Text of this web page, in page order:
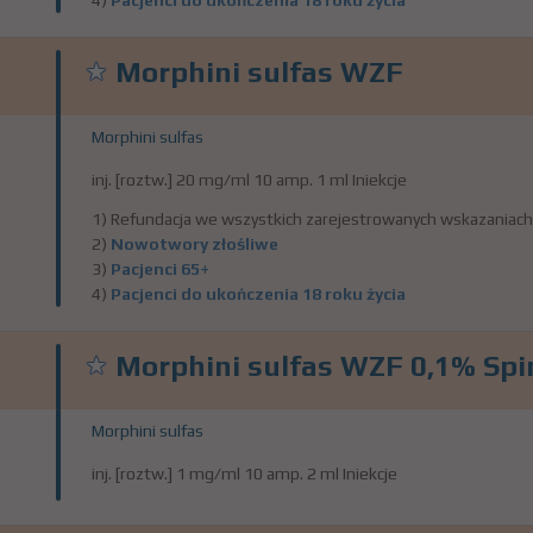
Morphini sulfas WZF
Morphini sulfas
inj. [roztw.] 20 mg/ml 10 amp. 1 ml Iniekcje
1) Refundacja we wszystkich zarejestrowanych
2) Nowotwory złośliwe
3) Pacjenci 65+
4) Pacjenci do ukończenia 18 roku życia
Morphini sulfas WZF 0,1%
Morphini sulfas
inj. [roztw.] 1 mg/ml 10 amp. 2 ml Iniekcje